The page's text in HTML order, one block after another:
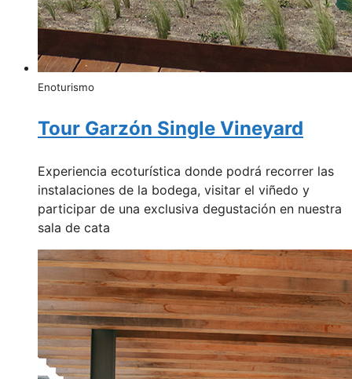
Enoturismo
Tour Garzón Single Vineyard
Experiencia ecoturística donde podrá recorrer las
instalaciones de la bodega, visitar el viñedo y
participar de una exclusiva degustación en nuestra
sala de cata